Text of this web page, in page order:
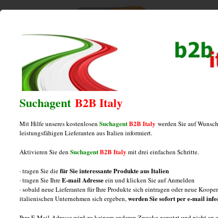
/Posts tagged "mölkerei"
mölkerei
Hersteller von Büffelmozzarella aus
Italien
Posted onDezember 19, 2012by italiamarketing
Büffelmozzarella aus Italien : Informationen Drei Fragen
Suchagent B2B Italy
Mit Hilfe unseres kostenlosen SuchagentB2B Italy werden Sie auf
leistungsfähigen Lieferanten aus Italien informiert.
Aktivieren Sie den SuchagentB2B Italy mit drei einfachen Schritte.
· tragen Sie diefür Sie interessante Produkte aus Italien
· tragen Sie IhreE-mail Adresseein und klicken Sie auf Anmelden
· sobald neue Lieferanten für Ihre Produkte sich eintragen oder neue
italienischen Unternehmen sich ergeben,werden Sie sofort per e-mail